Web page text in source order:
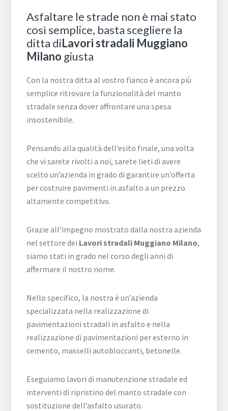
Asfaltare le strade non è mai stato
così semplice, basta scegliere la
ditta diLavori stradali Muggiano
Milano giusta
Con la nostra ditta al vostro fianco è ancora più
semplice ritrovare la funzionalità del manto
stradale senza dover affrontare una spesa
insostenibile.
Pensando alla qualità dell’esito finale, una volta
che vi sarete rivolti a noi, sarete lieti di avere
scelto un’azienda in grado di garantire un’offerta
per costruire pavimenti in asfalto a un prezzo
altamente competitivo.
Grazie all’impegno mostrato dalla nostra azienda
nel settore dei Lavori stradali Muggiano Milano,
siamo stati in grado nel corso degli anni di
affermare il nostro nome.
Nello specifico, la nostra è un’azienda
specializzata nella realizzazione di
pavimentazioni stradali in asfalto e nella
realizzazione di pavimentazioni per esterno in
cemento, masselli autobloccanti, betonelle.
Eseguiamo lavori di manutenzione stradale ed
interventi di ripristino del manto stradale con
sostituzione dell’asfalto usurato.